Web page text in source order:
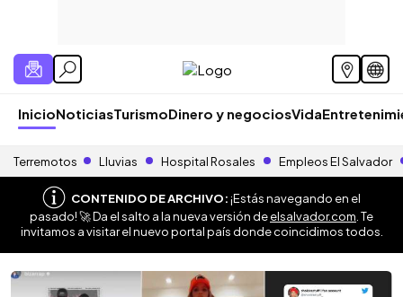
InicioNoticiasTurismoDinero y negociosVida
Terremotos Lluvias Hospital Rosales Empleos El Salvador
CONTENIDO DE ARCHIVO:¡Estás navegando en el
pasado! 🚀 Da el salto a la nueva versión deelsalvador.com . Te
invitamos a visitar el nuevo portal país donde coincidimos todos.